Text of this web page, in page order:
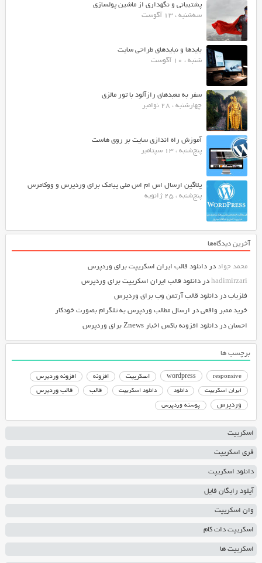
پشتیبانی و نگهداری از ماشین پولسازی
سه‌شنبه ، 13 آگوست
بایدها و نبایدهای طراحی سایت
شنبه ، 10 آگوست
سفر به معبدهای رازآلود با تور مالزی
چهارشنبه ، 28 نوامبر
آموزش راه اندازی سایت بر روی هاست
پنج‌شنبه ، 13 سپتامبر
پلاگین ارسال اس ام اس ملی پیامک برای وردپرس و ووکامرس
پنج‌شنبه ، 25 ژانویه
آخرین دیدگاه‌ها
محمد جواددر دانلود قالب ایران اسکریپت برای وردپرس
hadimirzariدر دانلود قالب ایران اسکریپت برای وردپرس
فلزیابدر دانلود قالب آرتمن وب برای وردپرس
خرید ممبر واقعیدر ارسال مطالب وردپرس به تلگرام بصورت خودکار
احساندر دانلود افزونه باکس اخبار Znews برای وردپرس
برچسب ها
responsive
wordpress اسکریپت افزونه افزونه وردپرس
ایران اسکریپت دانلود دانلود اسکریپت قالب قالب وردپرس
وردپرس پوسته وردپرس
اسکریپت
فری اسکریپت
دانلود اسکریپت
آپلود رایگان فایل
وان اسکریپت
اسکریپت دات کام
اسکریپت ها